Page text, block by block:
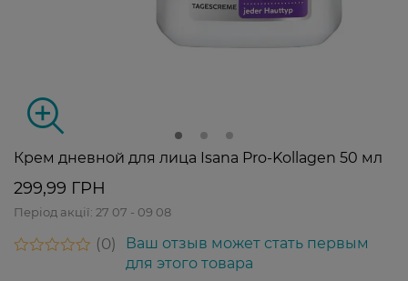
Крем дневной для лица Isana Pro-Kollagen 50 мл
299,99 ГРН
Період акції: 27 07 - 09 08
0
Ваш отзыв может стать первым
для этого товара